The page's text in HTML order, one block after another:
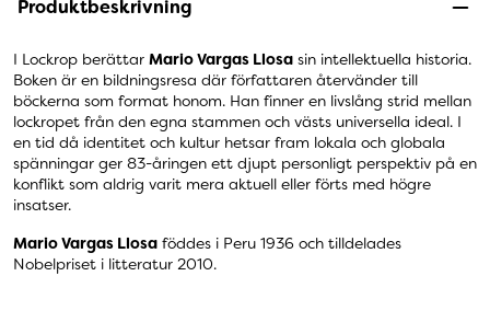
Produktbeskrivning
I Lockrop berättar Mario Vargas Llosa sin intellektuella historia.
Boken är en bildningsresa där författaren återvänder till
böckerna som format honom. Han finner en livslång strid mellan
lockropet från den egna stammen och västs universella ideal. I
en tid då identitet och kultur hetsar fram lokala och globala
spänningar ger 83-åringen ett djupt personligt perspektiv på en
konflikt som aldrig varit mera aktuell eller förts med högre
insatser.
Mario Vargas Llosa föddes i Peru 1936 och tilldelades
Nobelpriset i litteratur 2010.